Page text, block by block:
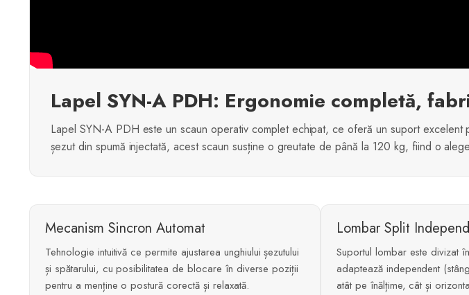
Lapel SYN-A PDH: Ergonomie completă,
Lapel SYN-A PDH este un scaun operativ complet echipat, ce oferă un suport
șezut din spumă injectată, acest scaun susține o greutate de până la 120 kg, fiind o
Mecanism Sincron Automat
Tehnologie intuitivă ce permite ajustarea unghiului șezutului
și spătarului, cu posibilitatea de blocare în diverse poziții
pentru a menține o postură corectă și relaxată.
Lombar Split
Suportul lombar este divizat
adaptează independent
atât pe înălțime, cât și